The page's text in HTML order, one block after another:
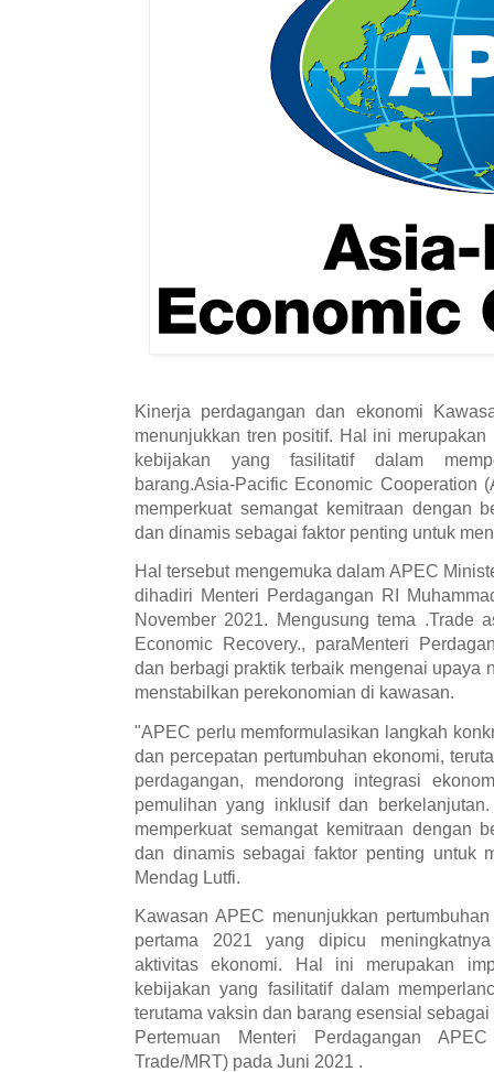
Kinerja perdagangan dan ekonomi
menunjukkan tren positif. Hal ini
kebijakan yang fasilitatif dalam
barang.Asia-Pacific Economic Cooperation
memperkuat semangat kemitraan dengan
dan dinamis sebagai faktor penting untuk
Hal tersebut mengemuka dalam APEC
dihadiri Menteri Perdagangan RI
November 2021. Mengusung tema .Trade
Economic Recovery., paraMenteri
dan berbagi praktik terbaik mengenai upaya
menstabilkan perekonomian di kawasan.
"APEC perlu memformulasikan langkah
dan percepatan pertumbuhan ekonomi,
perdagangan, mendorong integrasi
pemulihan yang inklusif dan
memperkuat semangat kemitraan dengan
dan dinamis sebagai faktor penting untuk
Mendag Lutfi.
Kawasan APEC menunjukkan
pertama 2021 yang dipicu
aktivitas ekonomi. Hal ini merupakan
kebijakan yang fasilitatif dalam
terutama vaksin dan barang esensial
Pertemuan Menteri Perdagangan
Trade/MRT) pada Juni 2021 .